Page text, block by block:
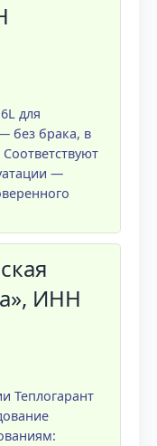
для
без брака, в
—
ИНН
Теплогарант